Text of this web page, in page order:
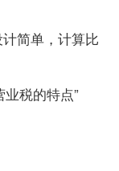
简单，计算比
业税的特点”